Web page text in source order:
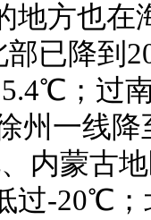
地方也在
已降到
；过
州一线
内蒙古
过-20℃；